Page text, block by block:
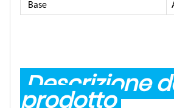
Base
Descrizione
prodotto